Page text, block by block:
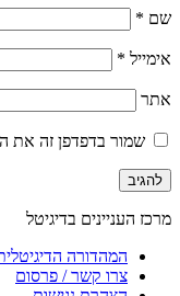
שם *
אימייל *
אתר
שמור בדפדפן זה את
מרכז העניינים בדיגיטל
המהדורה
צרו קשר / פרסום